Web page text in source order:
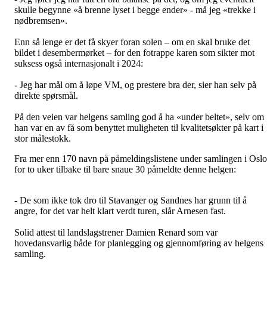
skulle begynne «å brenne lyset i begge ender» - må jeg «trekke i
nødbremsen».
Enn så lenge er det få skyer foran solen – om en skal bruke det
bildet i desembermørket – for den fotrappe karen som sikter mot
suksess også internasjonalt i 2024:
- Jeg har mål om å løpe VM, og prestere bra der, sier han selv på
direkte spørsmål.
På den veien var helgens samling god å ha «under beltet», selv om
han var en av få som benyttet muligheten til kvalitetsøkter på kart i
stor målestokk.
Fra mer enn 170 navn på påmeldingslistene under samlingen i Oslo
for to uker tilbake til bare snaue 30 påmeldte denne helgen:
- De som ikke tok dro til Stavanger og Sandnes har grunn til å
angre, for det var helt klart verdt turen, slår Arnesen fast.
Solid attest til landslagstrener Damien Renard som var
hovedansvarlig både for planlegging og gjennomføring av helgens
samling.